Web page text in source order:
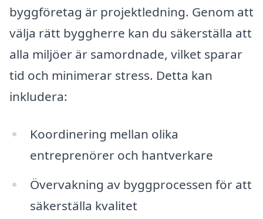
byggföretag är projektledning. Genom att
välja rätt byggherre kan du säkerställa att
alla miljöer är samordnade, vilket sparar
tid och minimerar stress. Detta kan
inkludera:
Koordinering mellan olika
entreprenörer och hantverkare
Övervakning av byggprocessen för att
säkerställa kvalitet